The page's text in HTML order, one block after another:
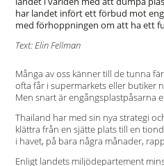
har landet infört ett förbud mot
med förhoppningen om att ha ett
Text: Elin Fellman
Många av oss känner till de tunna
ofta får i supermarkets eller butiker
Men snart är engångsplastpåsarna
Thailand har med sin nya strategi
klättra från en sjätte plats till en
i havet, på bara några månader,
Enligt landets miljödepartement